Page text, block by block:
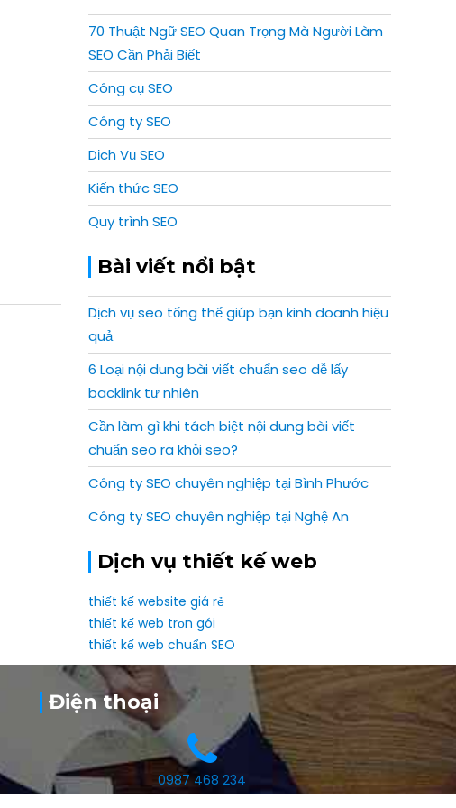
70 Thuật Ngữ SEO Quan Trọng Mà Người Làm
SEO Cần Phải Biết
Công cụ SEO
Công ty SEO
Dịch Vụ SEO
Kiến thức SEO
Quy trình SEO
Bài viết nổi bật
Dịch vụ seo tổng thể giúp bạn kinh doanh hiệu
quả
6 Loại nội dung bài viết chuẩn seo dễ lấy
backlink tự nhiên
Cần làm gì khi tách biệt nội dung bài viết
chuẩn seo ra khỏi seo?
Công ty SEO chuyên nghiệp tại Bình Phước
Công ty SEO chuyên nghiệp tại Nghệ An
Dịch vụ thiết kế web
thiết kế website giá rẻ
thiết kế web trọn gói
thiết kế web chuẩn SEO
Điện thoại
0987 468 234